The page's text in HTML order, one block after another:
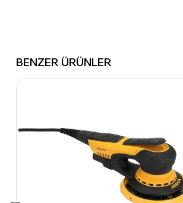
BENZER ÜRÜNLER